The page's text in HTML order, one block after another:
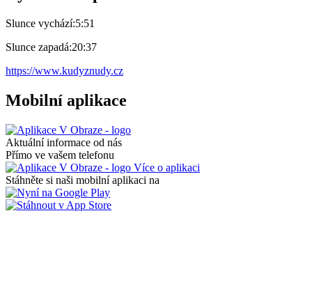
Slunce vychází:5:51
Slunce zapadá:20:37
https://www.kudyznudy.cz
Mobilní aplikace
Aktuální informace od nás
Přímo ve vašem telefonu
Více o aplikaci
Stáhněte si naši mobilní aplikaci na